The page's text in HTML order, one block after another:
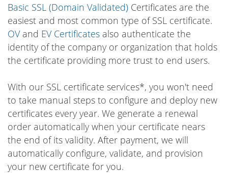
Basic SSL (Domain Validated) Certificates are the
easiest and most common type of SSL certificate.
OVand EV Certificates also authenticate the
identity of the company or organization that holds
the certificate providing more trust to end users.
With our SSL certificate services*, you won't need
to take manual steps to configure and deploy new
certificates every year. We generate a renewal
order automatically when your certificate nears
the end of its validity. After payment, we will
automatically configure, validate, and provision
your new certificate for you.